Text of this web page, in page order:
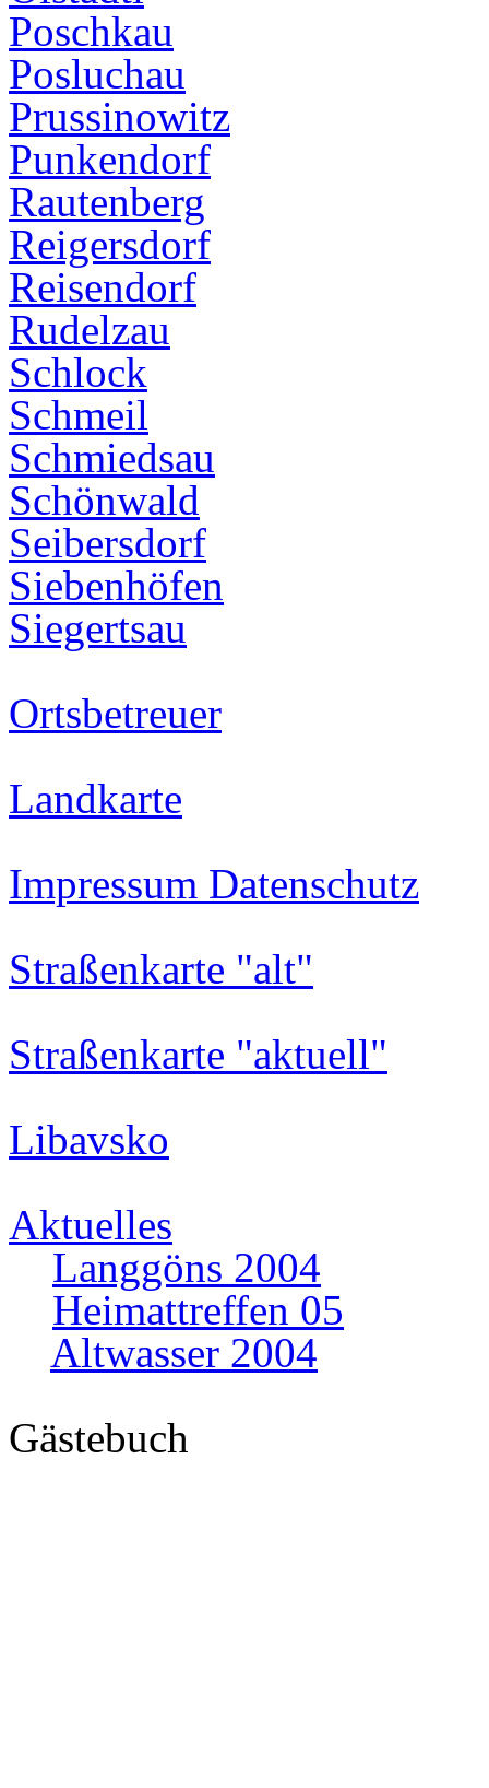
Poschkau
Posluchau
Prussinowitz
Punkendorf
Rautenberg
Reigersdorf
Reisendorf
Rudelzau
Schlock
Schmeil
Schmiedsau
Schönwald
Seibersdorf
Siebenhöfen
Siegertsau
Ortsbetreuer
Landkarte
Impressum Datenschutz
Straßenkarte "alt"
Straßenkarte "aktuell"
Libavsko
Aktuelles
Langgöns 2004
Heimattreffen 05
Altwasser 2004
Gästebuch